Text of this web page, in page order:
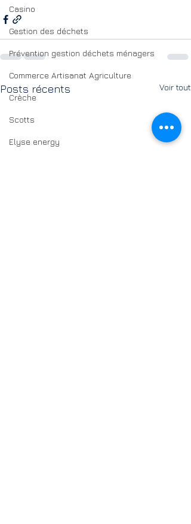
Casino
Gestion des déchets
Prévention gestion déchets ménagers
Commerce Artisanat Agriculture
Crèche
Scotts
Elyse energy
Posts récents Voir tout